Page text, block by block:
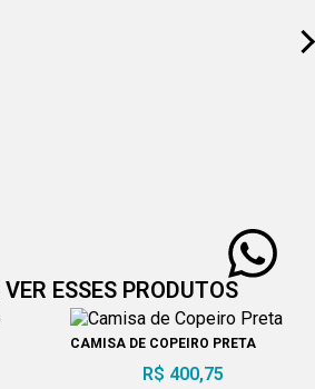
ESSES PRODUTOS
CAMISA DE COPEIRO PRETA
R$ 400,75